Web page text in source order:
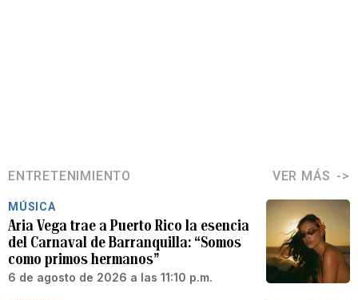
ENTRETENIMIENTO VER MÁS
MÚSICA
Aria Vega trae a Puerto Rico la esencia
del Carnaval de Barranquilla: “Somos
como primos hermanos”
6 de agosto de 2026 a las 11:10 p.m.